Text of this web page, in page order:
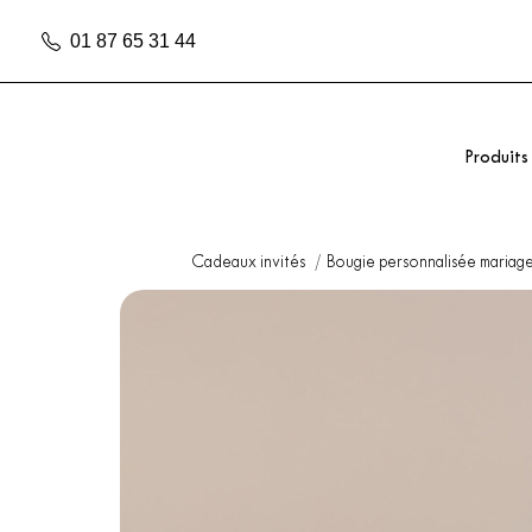
01 87 65 31 44
Produits
Cadeaux invités Bougie personnalisée